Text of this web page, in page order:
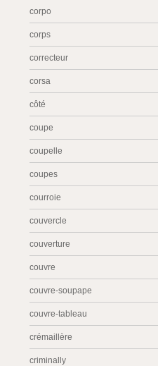
corpo
corps
correcteur
corsa
côté
coupe
coupelle
coupes
courroie
couvercle
couverture
couvre
couvre-soupape
couvre-tableau
crémaillère
criminally